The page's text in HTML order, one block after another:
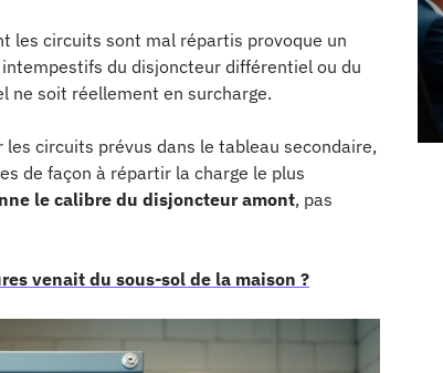
les circuits sont mal répartis provoque un
du disjoncteur différentiel ou du
ne soit réellement en surcharge.
circuits prévus dans le tableau secondaire,
de façon à répartir la charge le plus
le calibre du disjoncteur amont, pas
venait du sous-sol de la maison ?